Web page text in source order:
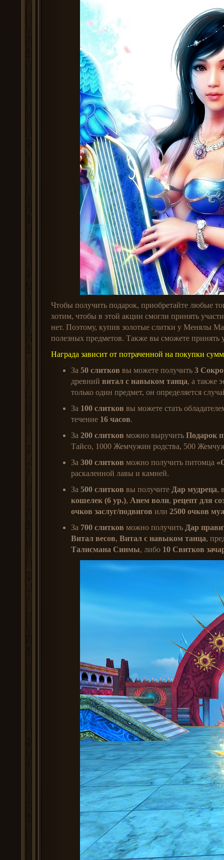
Чтобы получить подарок, приобретайте любые
хотим, чтобы в этой акции смогли принять
нет. Поэтому, купив золотые слитки у Менялы
полезных предметов. Также вы сможете принять
Награда зависит от потраченной на покупки
За 50 слитков вы можете получить 3
древний витал с навыком танца, а также
только один предмет, он определяется
За 100 слитков вы можете стать
течение 16 часов.
За 200 слитков можно выручить Подарок
Тайсо, 1000 Жемчужин родства, 500
За 300 слитков можно получить питомца
раскаленной лавы и камней.
За 500 слитков вы получите Дар мудреца,
кошелек (6 ур.), Анем воли, рецепт для
очков заслуг/подвигов или 2500 очков
За 700 слитков можно получить Дар
Витал весов, Витал с навыком танца,
Талисмана Синмы, либо 10 Свитков